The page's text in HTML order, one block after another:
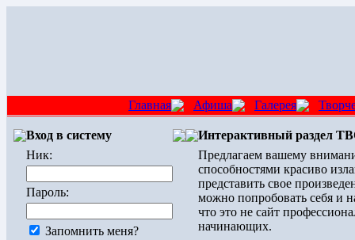
Главная Афиша Галерея
Вход в систему
Ник:
Пароль:
Запомнить меня?
Интерактивный раздел
Предлагаем вашему
способностями красиво
представить свое
можно попробовать себя и
что это не сайт
начинающих.